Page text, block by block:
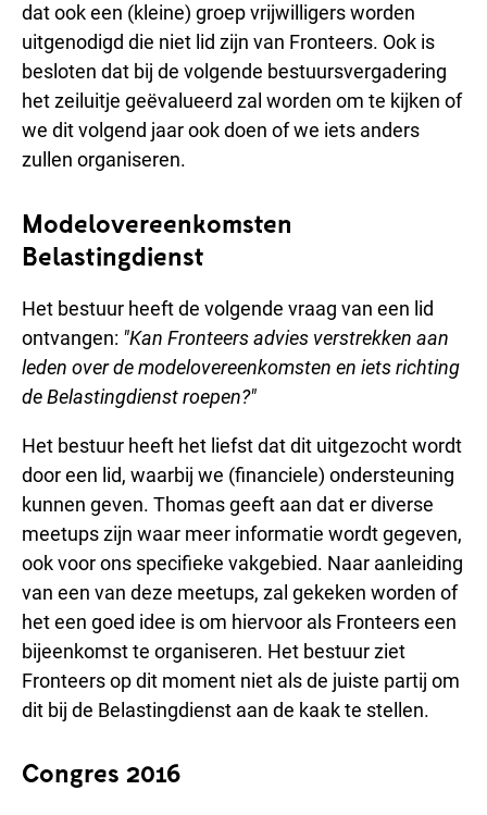
dat ook een (kleine) groep vrijwilligers worden
uitgenodigd die niet lid zijn van Fronteers. Ook is
besloten dat bij de volgende bestuursvergadering
het zeiluitje geëvalueerd zal worden om te kijken of
we dit volgend jaar ook doen of we iets anders
zullen organiseren.
Modelovereenkomsten
Belastingdienst
Het bestuur heeft de volgende vraag van een lid
ontvangen: "Kan Fronteers advies verstrekken aan
leden over de modelovereenkomsten en iets richting
de Belastingdienst roepen?"
Het bestuur heeft het liefst dat dit uitgezocht wordt
door een lid, waarbij we (financiele) ondersteuning
kunnen geven. Thomas geeft aan dat er diverse
meetups zijn waar meer informatie wordt gegeven,
ook voor ons specifieke vakgebied. Naar aanleiding
van een van deze meetups, zal gekeken worden of
het een goed idee is om hiervoor als Fronteers een
bijeenkomst te organiseren. Het bestuur ziet
Fronteers op dit moment niet als de juiste partij om
dit bij de Belastingdienst aan de kaak te stellen.
Congres 2016